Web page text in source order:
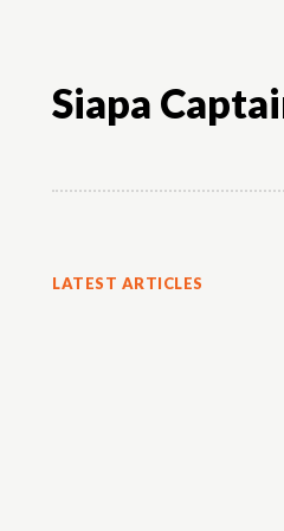
Siapa
LATEST ARTICLES